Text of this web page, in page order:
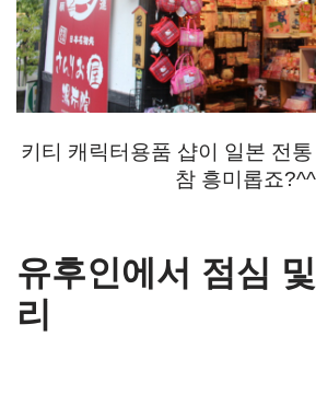
키티 캐릭터용품 샵이 일본 전
참 흥미롭죠?^^
유후인에서 점심
리